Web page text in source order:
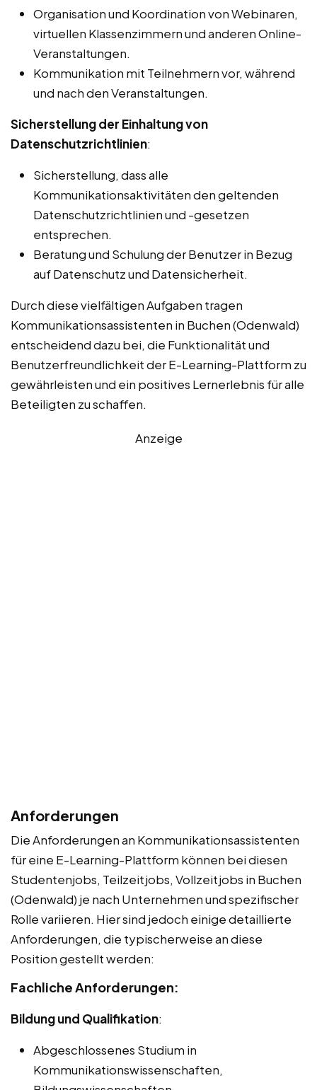
Organisation und Koordination von Webinaren,
virtuellen Klassenzimmern und anderen Online-
Veranstaltungen.
Kommunikation mit Teilnehmern vor, während
und nach den Veranstaltungen.
Sicherstellung der Einhaltung von
Datenschutzrichtlinien:
Sicherstellung, dass alle
Kommunikationsaktivitäten den geltenden
Datenschutzrichtlinien und -gesetzen
entsprechen.
Beratung und Schulung der Benutzer in Bezug
auf Datenschutz und Datensicherheit.
Durch diese vielfältigen Aufgaben tragen
Kommunikationsassistenten in Buchen (Odenwald)
entscheidend dazu bei, die Funktionalität und
Benutzerfreundlichkeit der E-Learning-Plattform zu
gewährleisten und ein positives Lernerlebnis für alle
Beteiligten zu schaffen.
Anzeige
Anforderungen
Die Anforderungen an Kommunikationsassistenten
für eine E-Learning-Plattform können bei diesen
Studentenjobs, Teilzeitjobs, Vollzeitjobs in Buchen
(Odenwald) je nach Unternehmen und spezifischer
Rolle variieren. Hier sind jedoch einige detaillierte
Anforderungen, die typischerweise an diese
Position gestellt werden:
Fachliche Anforderungen:
Bildung und Qualifikation:
Abgeschlossenes Studium in
Kommunikationswissenschaften,